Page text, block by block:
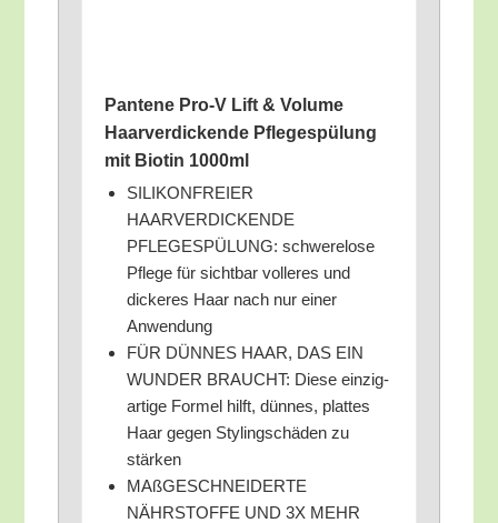
Pan­te­ne Pro‑V Lift & Volu­me
Haar­ver­di­cken­de Pfle­ge­spü­lung
mit Bio­tin 1000ml
SILIKONFREIER
HAARVERDICKENDE
PFLEGESPÜLUNG: schwe­re­lo­se
Pfle­ge für sicht­bar vol­le­res und
dicke­res Haar nach nur einer
Anwendung
FÜR DÜNNES HAAR, DAS EIN
WUNDER BRAUCHT: Die­se ein­zig­
ar­ti­ge For­mel hilft, dün­nes, plat­tes
Haar gegen Sty­ling­schä­den zu
stärken
MAß­GE­SCHNEI­DER­TE
NÄHRSTOFFE UND 3X MEHR